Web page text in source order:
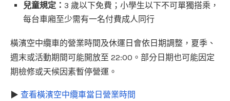
兒童規定： 3 歲以下免費；小學生以下不可單獨搭乘，
每台車廂至少需有一名付費成人同行
橫濱空中纜車的營業時間及休運日會依日期調整，夏季、
週末或活動期間可能開放至 22:00。部分日期也可能因定
期檢修或天候因素暫停營運。
▶ 查看橫濱空中纜車當日營業時間